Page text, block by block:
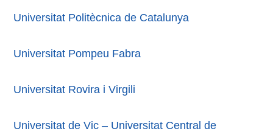
Universitat Politècnica de Catalunya
Universitat Pompeu Fabra
Universitat Rovira i Virgili
Universitat de Vic – Universitat Central de